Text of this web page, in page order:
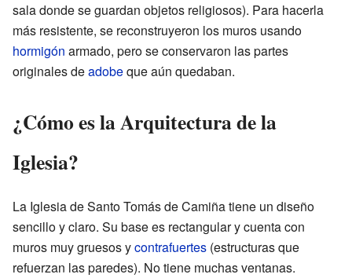
sala donde se guardan objetos religiosos). Para hacerla
más resistente, se reconstruyeron los muros usando
hormigón armado, pero se conservaron las partes
originales deadobeque aún quedaban.
¿Cómo es la Arquitectura de la
Iglesia?
La Iglesia de Santo Tomás de Camiña tiene un diseño
sencillo y claro. Su base es rectangular y cuenta con
muros muy gruesos ycontrafuertes (estructuras que
refuerzan las paredes). No tiene muchas ventanas.